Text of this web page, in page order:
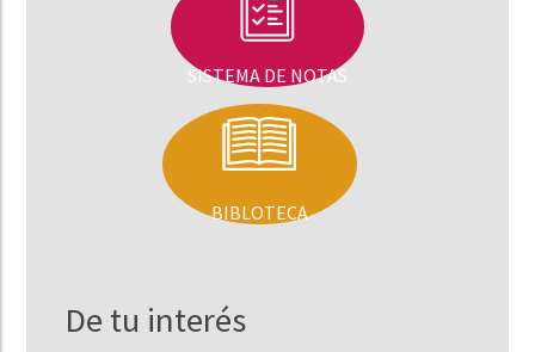
SISTEMA DE NOTAS
BIBLOTECA
De tu interés